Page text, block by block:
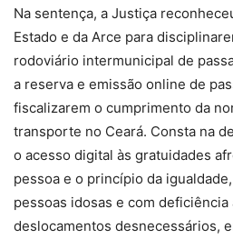
Na sentença, a Justiça
Estado e da Arce para
rodoviário intermunicipal de
a reserva e emissão online de
fiscalizarem o cumprimento da
transporte no Ceará. Consta na
o acesso digital às gratuidades
pessoa e o princípio da
pessoas idosas e com
deslocamentos desnecessários,